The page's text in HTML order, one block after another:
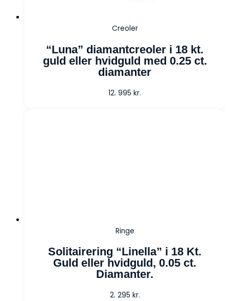
Creoler
“Luna” diamantcreoler i 18 kt.
guld eller hvidguld med 0.25 ct.
diamanter
12. 995 kr.
Ringe
Solitairering “Linella” i 18 Kt.
Guld eller hvidguld, 0.05 ct.
Diamanter.
2. 295 kr.